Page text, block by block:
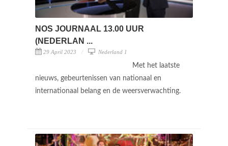
NOS JOURNAAL 13.00 UUR
(NEDERLAN ...
29 April 2023 Nederland 1
Met het laatste
nieuws, gebeurtenissen van nationaal en
internationaal belang en de weersverwachting.